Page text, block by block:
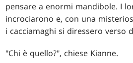
pensare a enormi mandibole. I
incrociarono e, con una
i cacciamaghi si diressero verso
"Chi è quello?", chiese Kianne.